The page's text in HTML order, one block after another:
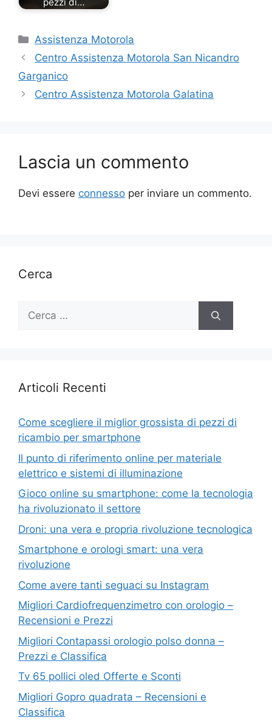
Categorie
Assistenza Motorola
Centro Assistenza Motorola San Nicandro
Garganico
Centro Assistenza Motorola Galatina
Lascia un commento
Devi essere connesso per inviare un commento.
Cerca
Ricerca
Articoli Recenti
Come scegliere il miglior grossista di pezzi di
ricambio per smartphone
Il punto di riferimento online per materiale
elettrico e sistemi di illuminazione
Gioco online su smartphone: come la tecnologia
ha rivoluzionato il settore
Droni: una vera e propria rivoluzione tecnologica
Smartphone e orologi smart: una vera
rivoluzione
Come avere tanti seguaci su Instagram
Migliori Cardiofrequenzimetro con orologio –
Recensioni e Prezzi
Migliori Contapassi orologio polso donna –
Prezzi e Classifica
Tv 65 pollici oled Offerte e Sconti
Migliori Gopro quadrata – Recensioni e
Classifica